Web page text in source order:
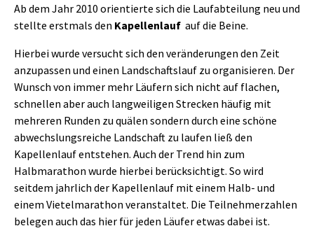
Ab dem Jahr 2010 orientierte sich die Laufabteilung neu und
stellte erstmals den Kapellenlauf auf die Beine.
Hierbei wurde versucht sich den veränderungen den Zeit
anzupassen und einen Landschaftslauf zu organisieren. Der
Wunsch von immer mehr Läufern sich nicht auf flachen,
schnellen aber auch langweiligen Strecken häufig mit
mehreren Runden zu quälen sondern durch eine schöne
abwechslungsreiche Landschaft zu laufen ließ den
Kapellenlauf entstehen. Auch der Trend hin zum
Halbmarathon wurde hierbei berücksichtigt. So wird
seitdem jahrlich der Kapellenlauf mit einem Halb- und
einem Vietelmarathon veranstaltet. Die Teilnehmerzahlen
belegen auch das hier für jeden Läufer etwas dabei ist.